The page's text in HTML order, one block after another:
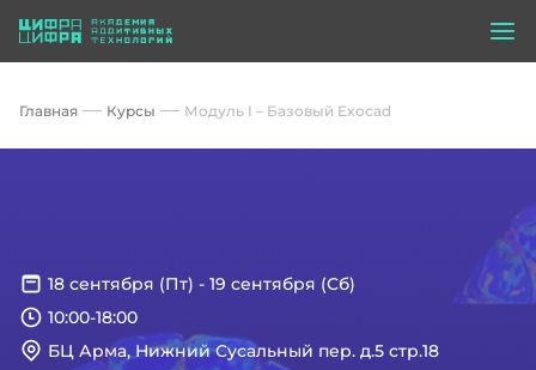
Главная Курсы Модуль I – Базовый Exocad
18 сентября (Пт) - 19 сентября (Сб)
10:00-18:00
БЦ Арма, Нижний Сусальный пер. д.5 стр.18